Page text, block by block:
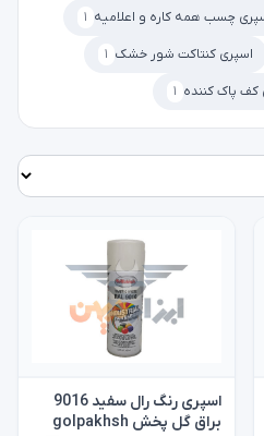
چسب همه کاره و اعلامیه ۱
اسپری کنتاکت شور خشک ۱
کف پاک کننده ۱
اسپری رنگ رال سفید 9016
براق گل پخش golpakhsh